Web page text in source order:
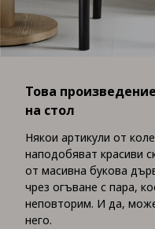
Това
на стол
Някои артикули от
наподобяват красиви
от масивна букова
чрез огъване с пара,
неповторим. И да,
него.